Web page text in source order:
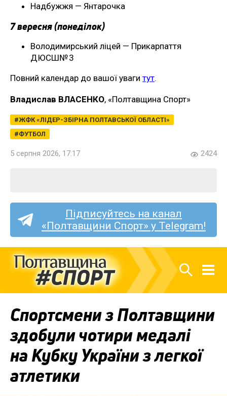
Надбужжя — Янтарочка
7 вересня (понеділок)
Володимирський ліцей — Прикарпаття
ДЮСШ№ 3
Повний календар до вашої уваги тут.
Владислав ВЛАСЕНКО, «Полтавщина Спорт»
ЖФК «ЛІДЕР-ЗБІРНА ПОЛТАВСЬКОЇ ОБЛАСТІ»
ФУТБОЛ
5 серпня 2026, 17:17 2424
Підписуйтесь на канал
«Полтавщини Спорт» у Telegram!
Спортсмени з Полтавщини
здобули чотири медалі
на Кубку України з легкої
атлетики